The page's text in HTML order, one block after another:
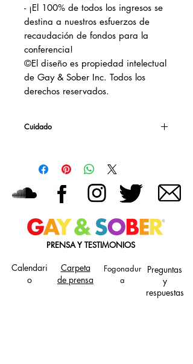
- ¡El 100% de todos los ingresos se
destina a nuestros esfuerzos de
recaudación de fondos para la
conferencia!
©El diseño es propiedad intelectual
de Gay & Sober Inc. Todos los
derechos reservados.
Cuidado
Utilice únicamente lejía sin cloro.
No planchar (eso es raro)
No lavar en seco.
PRENSA Y TESTIMONIOS
Calendari
o
Carpeta
de prensa
Fogonadur
a
Preguntas
y
respuestas